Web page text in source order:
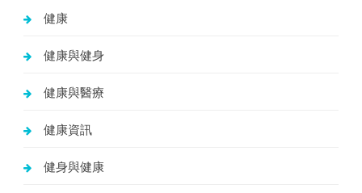
健康
健康與健身
健康與醫療
健康資訊
健身與健康